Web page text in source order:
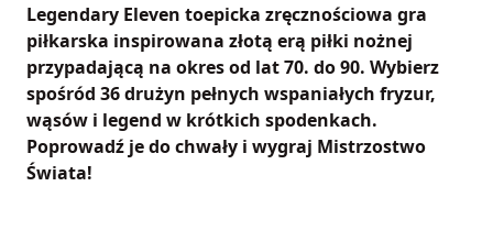
Legendary Eleven toepicka zręcznościowa gra
piłkarska inspirowana złotą erą piłki nożnej
przypadającą na okres od lat 70. do 90. Wybierz
spośród 36 drużyn pełnych wspaniałych fryzur,
wąsów i legend w krótkich spodenkach.
Poprowadź je do chwały i wygraj Mistrzostwo
Świata!